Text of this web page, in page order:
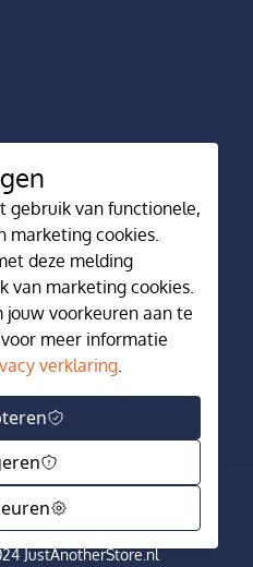
en cookiebeleid
JustAnotherStore.nl
gebruik van functionele,
marketing cookies.
deze melding
van marketing cookies.
jouw voorkeuren aan te
meer informatie
verklaring.